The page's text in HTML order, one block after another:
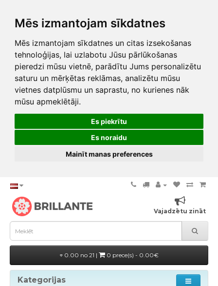
Mēs izmantojam sīkdatnes
Mēs izmantojam sīkdatnes un citas izsekošanas
tehnoloģijas, lai uzlabotu Jūsu pārlūkošanas
pieredzi mūsu vietnē, parādītu Jums personalizētu
saturu un mērķētas reklāmas, analizētu mūsu
vietnes datplūsmu un saprastu, no kurienes nāk
mūsu apmeklētāji.
Es piekrītu
Es noraidu
Mainīt manas preferences
Vajadzētu zināt
0.00 no 21 | 0 prece(s) - 0.00€
Kategorijas